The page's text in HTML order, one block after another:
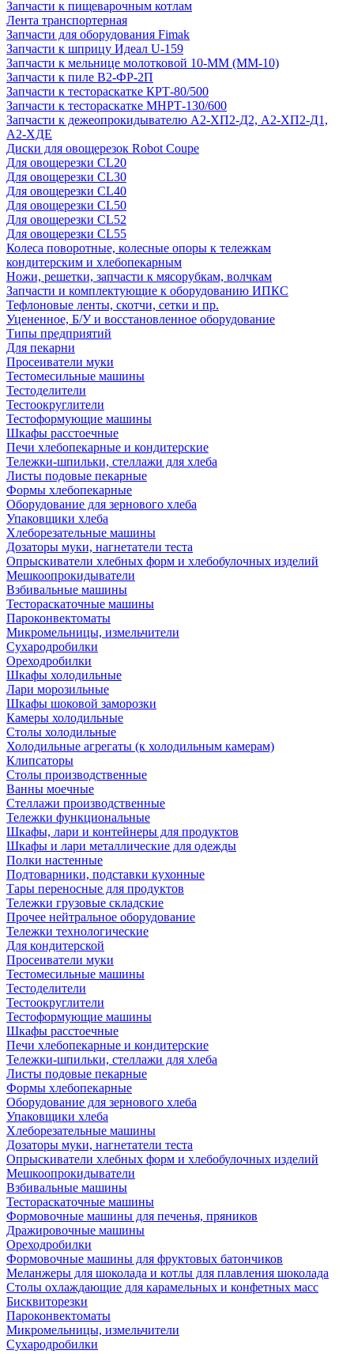
Запчасти к пищеварочным котлам
Лента транспортерная
Запчасти для оборудования Fimak
Запчасти к шприцу Идеал U-159
Запчасти к мельнице молотковой 10-ММ (ММ-10)
Запчасти к пиле В2-ФР-2П
Запчасти к тестораскатке КРТ-80/500
Запчасти к тестораскатке МНРТ-130/600
Запчасти к деже­опрокидывателю А2-ХП2-Д2, А2-ХП2-Д1,
А2-ХДЕ
Диски для овощерезок Robot Coupe
Для овощерезки CL20
Для овощерезки CL30
Для овощерезки CL40
Для овощерезки CL50
Для овощерезки CL52
Для овощерезки CL55
Колеса поворотные, колесные опоры к тележкам
кондитерским и хлебопекарным
Ножи, решетки, запчасти к мясорубкам, волчкам
Запчасти и комплектующие к оборудованию ИПКС
Тефлоновые ленты, скотчи, сетки и пр.
Уцененное, Б/У и восстановленное оборудование
Типы предприятий
Для пекарни
Просеиватели муки
Тестомесильные машины
Тестоделители
Тестоокруглители
Тестоформующие машины
Шкафы расстоечные
Печи хлебопекарные и кондитерские
Тележки-шпильки, стеллажи для хлеба
Листы подовые пекарные
Формы хлебопекарные
Оборудование для зернового хлеба
Упаковщики хлеба
Хлеборезательные машины
Дозаторы муки, нагнетатели теста
Опрыскиватели хлебных форм и хлебобулочных изделий
Мешкоопрокидыватели
Взбивальные машины
Тестораскаточные машины
Пароконвектоматы
Микромельницы, измельчители
Сухародробилки
Ореходробилки
Шкафы холодильные
Лари морозильные
Шкафы шоковой заморозки
Камеры холодильные
Столы холодильные
Холодильные агрегаты (к холодильным камерам)
Клипсаторы
Столы производственные
Ванны моечные
Стеллажи производственные
Тележки функциональные
Шкафы, лари и контейнеры для продуктов
Шкафы и лари металлические для одежды
Полки настенные
Подтоварники, подставки кухонные
Тары переносные для продуктов
Тележки грузовые складские
Прочее нейтральное оборудование
Тележки технологические
Для кондитерской
Просеиватели муки
Тестомесильные машины
Тестоделители
Тестоокруглители
Тестоформующие машины
Шкафы расстоечные
Печи хлебопекарные и кондитерские
Тележки-шпильки, стеллажи для хлеба
Листы подовые пекарные
Формы хлебопекарные
Оборудование для зернового хлеба
Упаковщики хлеба
Хлеборезательные машины
Дозаторы муки, нагнетатели теста
Опрыскиватели хлебных форм и хлебобулочных изделий
Мешкоопрокидыватели
Взбивальные машины
Тестораскаточные машины
Формовочные машины для печенья, пряников
Дражировочные машины
Ореходробилки
Формовочные машины для фруктовых батончиков
Меланжеры для шоколада и котлы для плавления шоколада
Столы охлаждающие для карамельных и конфетных масс
Бисквиторезки
Пароконвектоматы
Микромельницы, измельчители
Сухародробилки